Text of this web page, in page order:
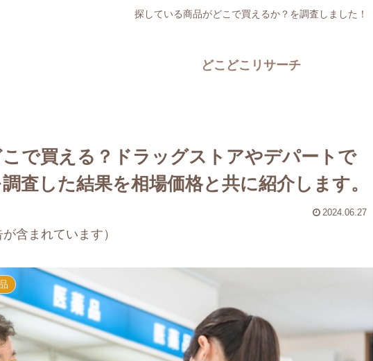
探している商品がどこで買えるか？を調査しました！
どこどこリサーチ
で買える？ドラッグストアやデパートで
査した結果を相場価格と共に紹介します。
2024.06.27
含まれています）